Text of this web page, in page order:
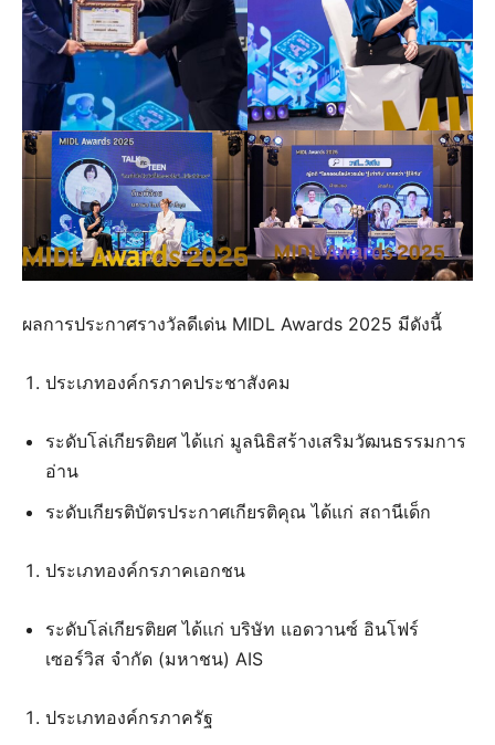
ผลการประกาศรางวัลดีเด่น MIDL Awards 2025 มีดังนี้
ประเภทองค์กรภาคประชาสังคม
ระดับโล่เกียรติยศ ได้แก่ มูลนิธิสร้างเสริมวัฒนธรรมการ
อ่าน
ระดับเกียรติบัตรประกาศเกียรติคุณ ได้แก่ สถานีเด็ก
ประเภทองค์กรภาคเอกชน
ระดับโล่เกียรติยศ ได้แก่ บริษัท แอดวานซ์ อินโฟร์
เซอร์วิส จำกัด (มหาชน) AIS
ประเภทองค์กรภาครัฐ